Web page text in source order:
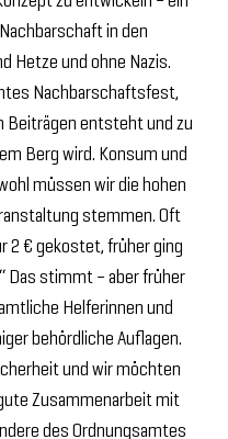
in den
Hetze und ohne Nazis.
Nachbarschaftsfest,
Beiträgen entsteht und zu
Berg wird. Konsum und
müssen wir die hohen
stemmen. Oft
2 € gekostet, früher ging
Das stimmt – aber früher
Helferinnen und
behördliche Auflagen.
und wir möchten
Zusammenarbeit mit
des Ordnungsamtes